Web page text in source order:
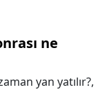
ne
yan yatılır?,